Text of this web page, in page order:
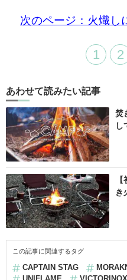
次のページ：火熾し
1 2
あわせて読みたい記事
焚
し
き
この記事に関連するタグ
CAPTAIN STAG